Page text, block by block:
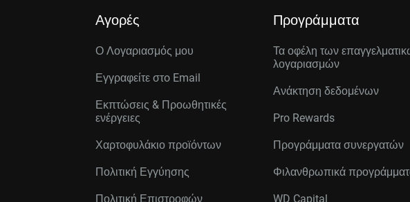
Αγορές
Ο Λογαριασμός μου
Εγγραφείτε στo Email
Εκπτώσεις & Προωθητικές
ενέργειες
Χαρτοφυλάκιο προϊόντων
Πολιτική Εγγύησης
Πολιτική Επιστροφών
Προγράμματα
Τα οφέλη των
λογαριασμών
Ανάκτηση δεδομένων
Pro Rewards
Προγράμματα συνεργατών
Φιλανθρωπικά
WD Capital